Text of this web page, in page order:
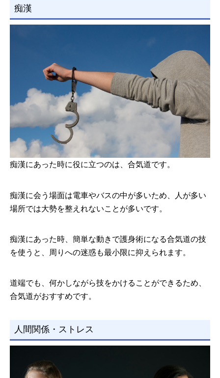
痴漢
痴漢にあった時に役に立つのは、合気道です。
痴漢に会う場面は電車やバスの中が多いため、人が多い
場所では大勢を整えれないことが多いです。
痴漢にあった時、簡単な動きで護身術になる合気道の技
を使うと、周りへの迷惑も最小限に抑えられます。
道端でも、何かしながら技をかけることができるため、
合気道がおすすめです。
人間関係・ストレス